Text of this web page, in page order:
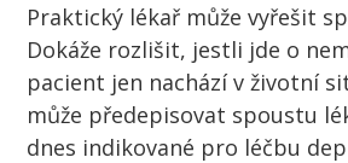
Praktický lékař může vyřešit
Dokáže rozlišit, jestli jde o
pacient jen nachází v životní
může předepisovat spoustu
dnes indikované pro léčbu